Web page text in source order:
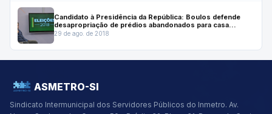
Candidato à Presidência da República: Boulos defende
desapropriação de prédios abandonados para casa
popular
29 de ago. de 2018
ASMETRO-SI
Sindicato Intermunicipal dos Servidores Públicos do Inmetro. Av.